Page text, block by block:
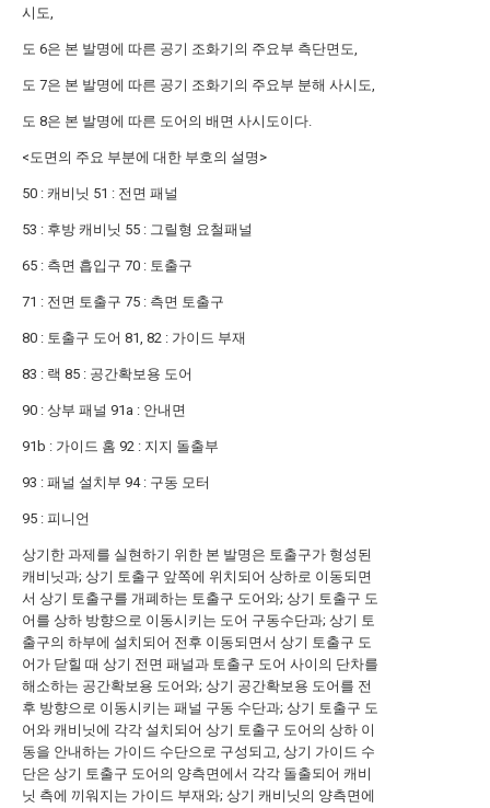
시도,
도 6은 본 발명에 따른 공기 조화기의 주요부 측단면도,
도 7은 본 발명에 따른 공기 조화기의 주요부 분해 사시도,
도 8은 본 발명에 따른 도어의 배면 사시도이다.
<도면의 주요 부분에 대한 부호의 설명>
50 : 캐비닛 51 : 전면 패널
53 : 후방 캐비닛 55 : 그릴형 요철패널
65 : 측면 흡입구 70 : 토출구
71 : 전면 토출구 75 : 측면 토출구
80 : 토출구 도어 81, 82 : 가이드 부재
83 : 랙 85 : 공간확보용 도어
90 : 상부 패널 91a : 안내면
91b : 가이드 홈 92 : 지지 돌출부
93 : 패널 설치부 94 : 구동 모터
95 : 피니언
상기한 과제를 실현하기 위한 본 발명은 토출구가 형성된
캐비닛과; 상기 토출구 앞쪽에 위치되어 상하로 이동되면
서 상기 토출구를 개폐하는 토출구 도어와; 상기 토출구 도
어를 상하 방향으로 이동시키는 도어 구동수단과; 상기 토
출구의 하부에 설치되어 전후 이동되면서 상기 토출구 도
어가 닫힐 때 상기 전면 패널과 토출구 도어 사이의 단차를
해소하는 공간확보용 도어와; 상기 공간확보용 도어를 전
후 방향으로 이동시키는 패널 구동 수단과; 상기 토출구 도
어와 캐비닛에 각각 설치되어 상기 토출구 도어의 상하 이
동을 안내하는 가이드 수단으로 구성되고, 상기 가이드 수
단은 상기 토출구 도어의 양측면에서 각각 돌출되어 캐비
닛 측에 끼워지는 가이드 부재와; 상기 캐비닛의 양측면에